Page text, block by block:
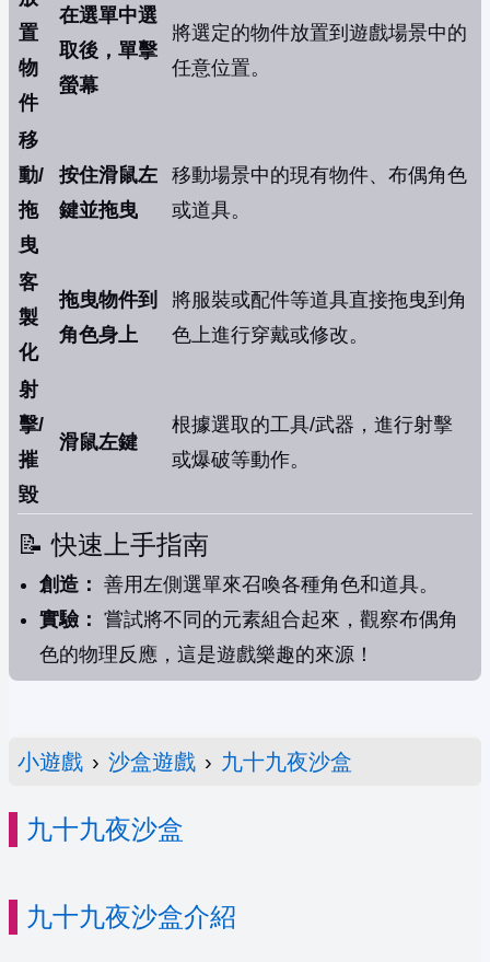
置
物
件
在選單中選
取後，單擊
螢幕
將選定的物件放置到遊戲場景中的
任意位置。
移
動/
拖
曳
按住滑鼠左
鍵並拖曳
移動場景中的現有物件、布偶角色
或道具。
客
製
化
拖曳物件到
角色身上
將服裝或配件等道具直接拖曳到角
色上進行穿戴或修改。
射
擊/
摧
毀
滑鼠左鍵
根據選取的工具/武器，進行射擊
或爆破等動作。
📝 快速上手指南
創造： 善用左側選單來召喚各種角色和道具。
實驗： 嘗試將不同的元素組合起來，觀察布偶角
色的物理反應，這是遊戲樂趣的來源！
小遊戲 › 沙盒遊戲 › 九十九夜沙盒
九十九夜沙盒
九十九夜沙盒介紹